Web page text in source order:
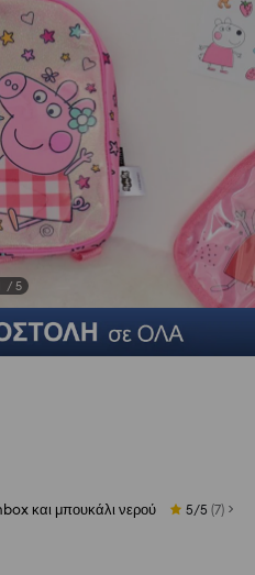
/ 5
και μπουκάλι νερού
5/5 (7)